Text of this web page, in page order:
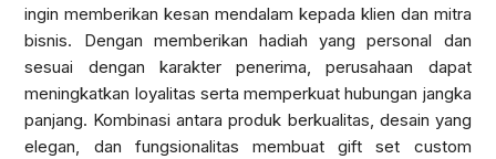
ingin memberikan kesan mendalam kepada klien dan mitra
bisnis. Dengan memberikan hadiah yang personal dan
sesuai dengan karakter penerima, perusahaan dapat
meningkatkan loyalitas serta memperkuat hubungan jangka
panjang. Kombinasi antara produk berkualitas, desain yang
elegan, dan fungsionalitas membuat gift set custom